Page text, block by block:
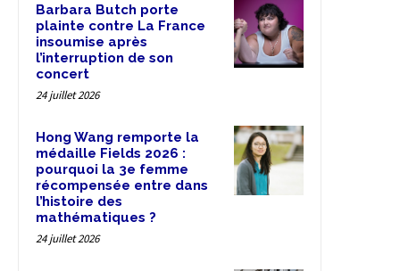
Barbara Butch porte
plainte contre La France
insoumise après
l’interruption de son
concert
24 juillet 2026
Hong Wang remporte la
médaille Fields 2026 :
pourquoi la 3e femme
récompensée entre dans
l’histoire des
mathématiques ?
24 juillet 2026